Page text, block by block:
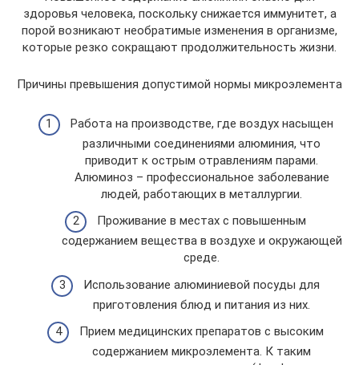
здоровья человека, поскольку снижается иммунитет, а
порой возникают необратимые изменения в организме,
которые резко сокращают продолжительность жизни.
Причины превышения допустимой нормы микроэлемента
Работа на производстве, где воздух насыщен
различными соединениями алюминия, что
приводит к острым отравлениям парами.
Алюминоз – профессиональное заболевание
людей, работающих в металлургии.
Проживание в местах с повышенным
содержанием вещества в воздухе и окружающей
среде.
Использование алюминиевой посуды для
приготовления блюд и питания из них.
Прием медицинских препаратов с высоким
содержанием микроэлемента. К таким